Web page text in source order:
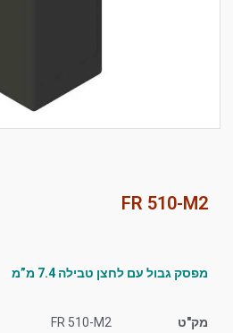
האפשרויות
FR 510-M2
מפסק גבול עם לחצן טבילה 7.4 מ”מ
מק"ט
FR 510-M2